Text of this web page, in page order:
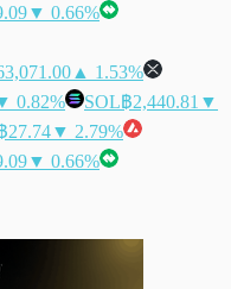
▼ 0.66%
▲ 1.53%
0.82% SOL฿2,440.81 ▼
27.74▼ 2.79%
▼ 0.66%